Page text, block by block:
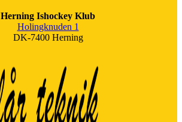
Herning Ishockey Klub
Holingknuden 1
DK-7400 Herning